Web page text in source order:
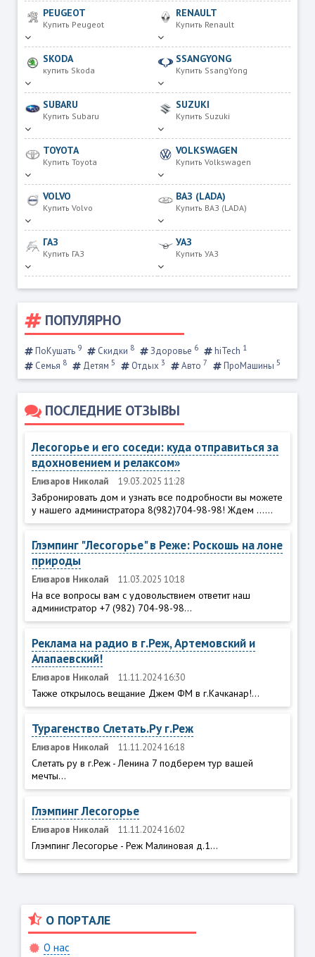
PEUGEOT
Купить Peugeot
RENAULT
Купить Renault
SKODA
купить Skoda
SSANGYONG
Купить SsangYong
SUBARU
Купить Subaru
SUZUKI
Купить Suzuki
TOYOTA
Купить Toyota
VOLKSWAGEN
Купить Volkswagen
VOLVO
Купить Volvo
ВАЗ (LADA)
Купить ВАЗ (LADA)
ГАЗ
Купить ГАЗ
УАЗ
Купить УАЗ
ПОПУЛЯРНО
ПоКушать 9 Скидки 8 Здоровье 6 hiTech 1
Семья 8 Детям 5 Отдых 3 Авто 7 ПроМашины 5
ПОСЛЕДНИЕ ОТЗЫВЫ
Лесогорье и его соседи: куда отправиться за
вдохновением и релаксом»
Елизаров Николай 19.03.2025 11:28
Забронировать дом и узнать все подробности вы можете
у нашего администратора 8(982)704-98-98! Ждем ......
Глэмпинг "Лесогорье" в Реже: Роскошь на лоне
природы
Елизаров Николай 11.03.2025 10:18
На все вопросы вам с удовольствием ответит наш
администратор +7 (982) 704-98-98...
Реклама на радио в г.Реж, Артемовский и
Алапаевский!
Елизаров Николай 11.11.2024 16:30
Также открылось вещание Джем ФМ в г.Качканар!...
Турагенство Слетать.Ру г.Реж
Елизаров Николай 11.11.2024 16:18
Слетать ру в г.Реж - Ленина 7 подберем тур вашей
мечты...
Глэмпинг Лесогорье
Елизаров Николай 11.11.2024 16:02
Глэмпинг Лесогорье - Реж Малиновая д.1...
О ПОРТАЛЕ
О нас